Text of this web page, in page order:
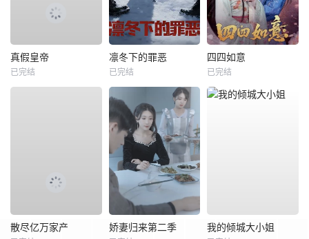
真假皇帝
已完结
凛冬下的罪恶
已完结
四四如意
已完结
散尽亿万家产 娇妻归来第二季 我的倾城大小姐